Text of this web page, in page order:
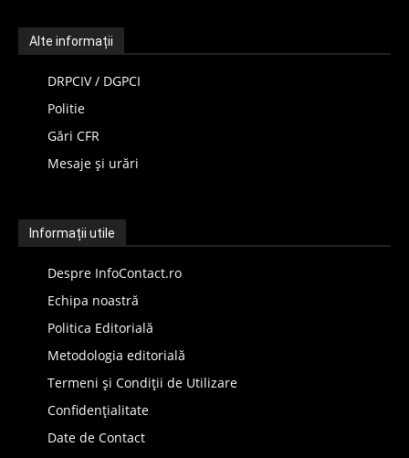
Alte informații
DRPCIV / DGPCI
Politie
Gări CFR
Mesaje și urări
Informații utile
Despre InfoContact.ro
Echipa noastră
Politica Editorială
Metodologia editorială
Termeni și Condiții de Utilizare
Confidențialitate
Date de Contact